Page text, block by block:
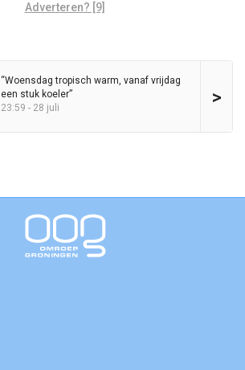
Adverteren? [9]
>
“Woensdag tropisch warm, vanaf vrijdag
een stuk koeler”
23:59 - 28 juli